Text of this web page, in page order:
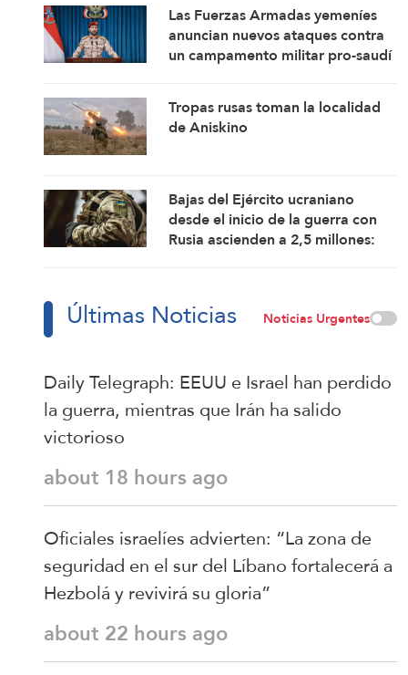
Las Fuerzas Armadas yemeníes
anuncian nuevos ataques contra
un campamento militar pro-saudí
asedio por asedio y escalada por
escalada
Tropas rusas toman la localidad
de Aniskino
Bajas del Ejército ucraniano
desde el inicio de la guerra con
Rusia ascienden a 2,5 millones:
Últimas Noticias Noticias Urgentes
Daily Telegraph: EEUU e Israel han perdido
la guerra, mientras que Irán ha salido
victorioso
about 18 hours ago
Oficiales israelíes advierten: “La zona de
seguridad en el sur del Líbano fortalecerá a
Hezbolá y revivirá su gloria”
about 22 hours ago